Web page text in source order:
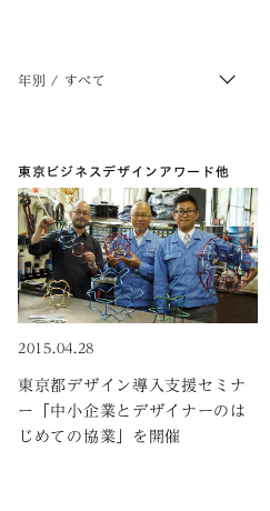
年別 / すべて
東京ビジネスデザインアワード他
2015.04.28
東京都デザイン導入支援セミナ
ー「中小企業とデザイナーのは
じめての協業」を開催